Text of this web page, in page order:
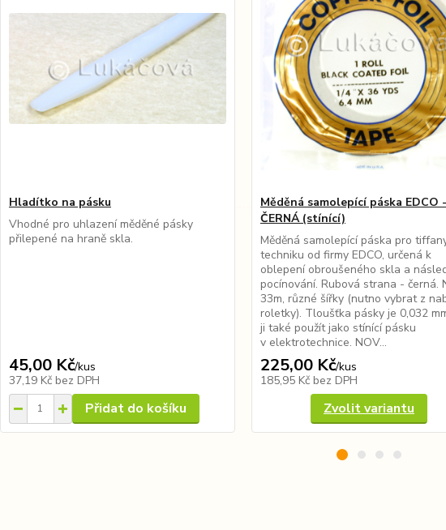
Hladítko na pásku
Vhodné pro uhlazení měděné pásky
přilepené na hraně skla.
45,00 Kč/kus
37,19 Kč bez DPH
Přidat do košíku
Měděná samolepící páska EDCO -
ČERNÁ (stínící)
Měděná samolepící páska pro
techniku od firmy EDCO, určená k
oblepení obroušeného skla a
pocínování. Rubová strana - černá.
33m, různé šířky (nutno vybrat z
roletky). Tloušťka pásky je 0,032
ji také použít jako stínící pásku
v elektrotechnice. NOV...
225,00 Kč/kus
185,95 Kč bez DPH
Zvolit variantu